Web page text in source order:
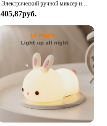
Электрический ручной миксер из нержавеющей стали, Легкий Блендер для выпечки и приготовления пищи
405,87руб.